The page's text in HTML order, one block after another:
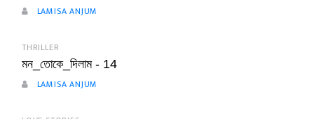
LAMISA ANJUM
THRILLER
মন_তোকে_দিলাম - 14
LAMISA ANJUM